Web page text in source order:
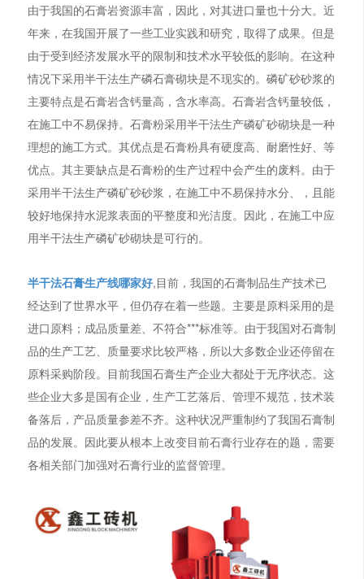
由于我国的石膏岩资源丰富，因此，对其进口量也十分大。近
年来，在我国开展了一些工业实践和研究，取得了成果。但是
由于受到经济发展水平的限制和技术水平较低的影响。在这种
情况下采用半干法生产磷石膏砌块是不现实的。磷矿砂砂浆的
主要特点是石膏岩含钙量高，含水率高。石膏岩含钙量较低，
在施工中不易保持。石膏粉采用半干法生产磷矿砂砌块是一种
理想的施工方式。其优点是石膏粉具有硬度高、耐磨性好、等
优点。其主要缺点是石膏粉的生产过程中会产生的废料。由于
采用半干法生产磷矿砂砂浆，在施工中不易保持水分、，且能
较好地保持水泥浆表面的平整度和光洁度。因此，在施工中应
用半干法生产磷矿砂砌块是可行的。
半干法石膏生产线哪家好,目前，我国的石膏制品生产技术已
经达到了世界水平，但仍存在着一些题。主要是原料采用的是
进口原料；成品质量差、不符合***标准等。由于我国对石膏制
品的生产工艺、质量要求比较严格，所以大多数企业还停留在
原料采购阶段。目前我国石膏生产企业大都处于无序状态。这
些企业大多是国有企业，生产工艺落后、管理不规范，技术装
备落后，产品质量参差不齐。这种状况严重制约了我国石膏制
品的发展。因此要从根本上改变目前石膏行业存在的题，需要
各相关部门加强对石膏行业的监督管理。